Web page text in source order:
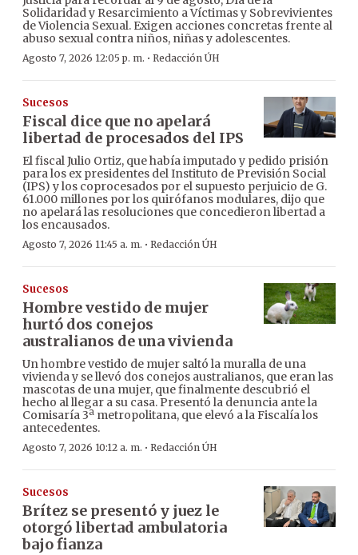
Solidaridad y Resarcimiento a Víctimas y Sobrevivientes
de Violencia Sexual. Exigen acciones concretas frente al
abuso sexual contra niños, niñas y adolescentes.
Agosto 7, 2026 12:05 p. m. · Redacción ÚH
Sucesos
Fiscal dice que no apelará
libertad de procesados del IPS
El fiscal Julio Ortiz, que había imputado y pedido prisión
para los ex presidentes del Instituto de Previsión Social
(IPS) y los coprocesados por el supuesto perjuicio de G.
61.000 millones por los quirófanos modulares, dijo que
no apelará las resoluciones que concedieron libertad a
los encausados.
Agosto 7, 2026 11:45 a. m. · Redacción ÚH
Sucesos
Hombre vestido de mujer
hurtó dos conejos
australianos de una vivienda
Un hombre vestido de mujer saltó la muralla de una
vivienda y se llevó dos conejos australianos, que eran las
mascotas de una mujer, que finalmente descubrió el
hecho al llegar a su casa. Presentó la denuncia ante la
Comisaría 3ª metropolitana, que elevó a la Fiscalía los
antecedentes.
Agosto 7, 2026 10:12 a. m. · Redacción ÚH
Sucesos
Brítez se presentó y juez le
otorgó libertad ambulatoria
bajo fianza